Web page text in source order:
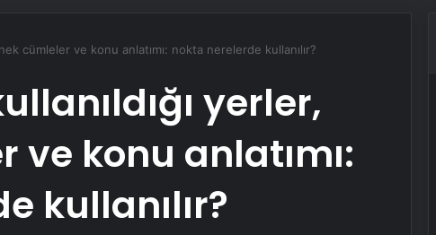
cümleler ve konu anlatımı: nokta nerelerde kullanılır?
yerler,
ve konu anlatımı:
kullanılır?